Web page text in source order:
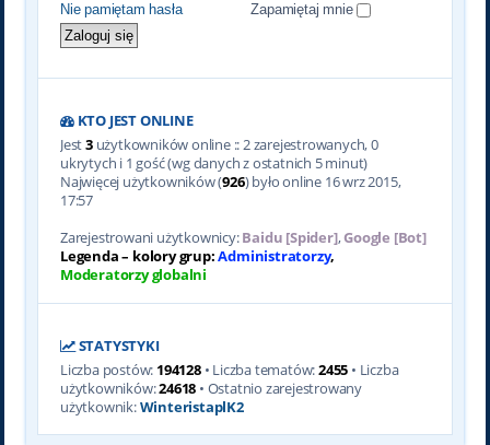
Nie pamiętam hasła Zapamiętaj mnie
KTO JEST ONLINE
Jest3użytkowników online :: 2 zarejestrowanych, 0
ukrytych i 1 gość (wg danych z ostatnich 5 minut)
Najwięcej użytkowników (926) było online 16 wrz 2015,
17:57
Zarejestrowani użytkownicy:Baidu [Spider],Google [Bot]
Legenda – kolory grup:Administratorzy,
Moderatorzy globalni
STATYSTYKI
Liczba postów: 194128• Liczba tematów:2455 • Liczba
użytkowników:24618 • Ostatnio zarejestrowany
użytkownik:WinteristaplK2